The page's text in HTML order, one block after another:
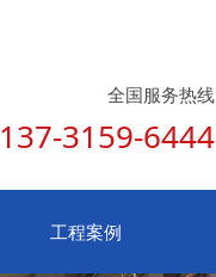
全国服务热线
137-3159-6444
工程案例